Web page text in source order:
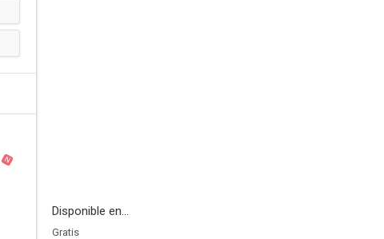
N
Disponible en...
Gratis